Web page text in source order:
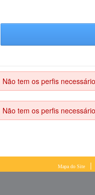
Não tem os perfis
Não tem os perfis
Mapa do Site |